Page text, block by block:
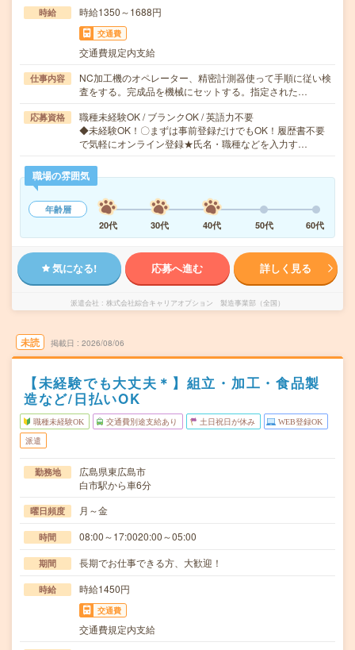
時給 時給1350～1688円
交通費
交通費規定内支給
仕事内容
NC加工機のオペレーター、精密計測器使って手順に従い検
査をする。完成品を機械にセットする。指定された…
応募資格
職種未経験OK / ブランクOK / 英語力不要
◆未経験OK！〇まずは事前登録だけでもOK！履歴書不要
で気軽にオンライン登録★氏名・職種などを入力す…
職場の雰囲気
年齢層
20代
30代 40代 50代 60代
気になる! 応募へ進む 詳しく見る
派遣会社 株式会社綜合キャリアオプション 製造事業部（全国）
未読 掲載日 2026/08/06
【未経験でも大丈夫＊】組立・加工・食品製
造など/日払いOK
職種未経験OK 交通費別途支給あり 土日祝日が休み WEB登録OK
派遣
勤務地
広島県東広島市
白市駅から車6分
曜日頻度 月～金
時間 08:00～17:0020:00～05:00
期間 長期でお仕事できる方、大歓迎！
時給 時給1450円
交通費
交通費規定内支給